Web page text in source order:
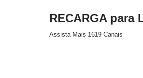
RECARGA para
Assista Mais 1619 Canais